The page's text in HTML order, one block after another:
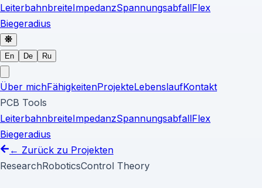
LeiterbahnbreiteImpedanzSpannungsabfallFlex
Biegeradius
En De Ru
Über michFähigkeitenProjekteLebenslaufKontakt
PCB Tools
LeiterbahnbreiteImpedanzSpannungsabfallFlex
Biegeradius
← Zurück zu Projekten
ResearchRoboticsControl Theory